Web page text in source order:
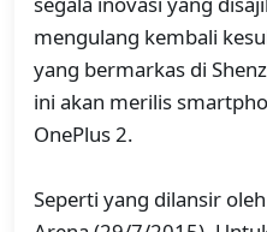
mengulang kembali
yang bermarkas di
ini akan merilis
OnePlus 2.
Seperti yang dilansir